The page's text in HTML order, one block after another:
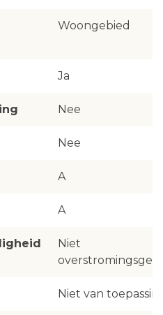
Woongebied
Ja
Nee
Nee
A
A
Niet
Niet van